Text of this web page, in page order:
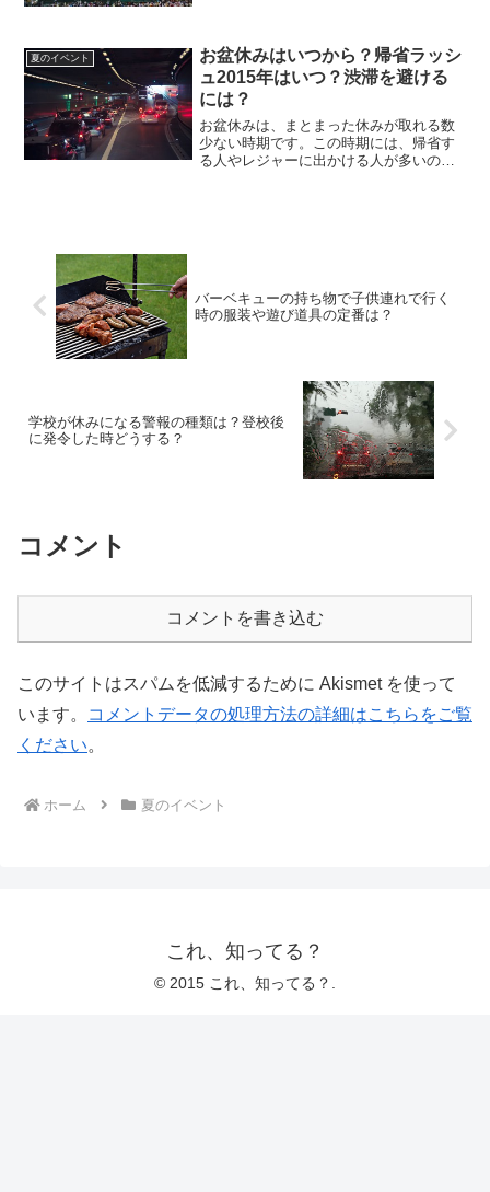
夏のイベント
お盆休みはいつから？帰省ラッシ
ュ2015年はいつ？渋滞を避ける
には？
お盆休みは、まとまった休みが取れる数
少ない時期です。この時期には、帰省す
る人やレジャーに出かける人が多いの
バーベキューの持ち物で子供連れで行く
時の服装や遊び道具の定番は？
学校が休みになる警報の種類は？登校後
に発令した時どうする？
コメント
コメントを書き込む
このサイトはスパムを低減するために Akismet を使って
います。
コメントデータの処理方法の詳細はこちらをご覧
ください。
ホーム 夏のイベント
これ、知ってる？
© 2015 これ、知ってる？.